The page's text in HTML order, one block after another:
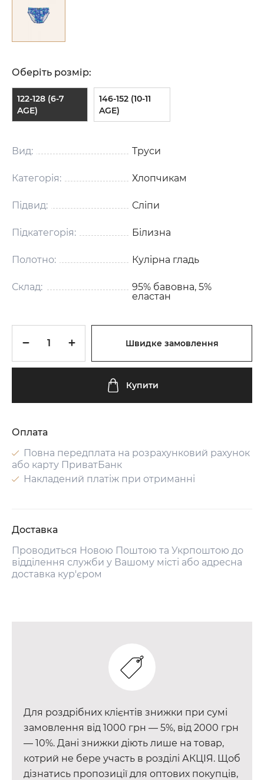
Оберіть розмір:
122-128 (6-7
AGE)
146-152 (10-11
AGE)
Вид: Труси
Категорія: Хлопчикам
Підвид: Сліпи
Підкатегорія: Білизна
Полотно: Кулірна гладь
Склад:
95% бавовна, 5%
еластан
Швидке замовлення
Купити
Оплата
Повна передплата на розрахунковий рахунок
або карту ПриватБанк
Накладений платіж при отриманні
Доставка
Проводиться Новою Поштою та Укрпоштою до
відділення служби у Вашому місті або адресна
доставка кур'єром
Для роздрібних клієнтів знижки при сумі
замовлення від 1000 грн — 5%, від 2000 грн
— 10%. Дані знижки діють лише на товар,
котрий не бере участь в розділі АКЦІЯ. Щоб
дізнатись пропозиції для оптових покупців,